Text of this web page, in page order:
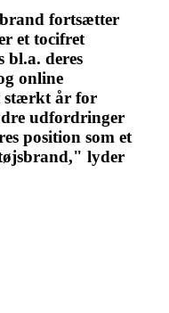
fortsætter
et tocifret
bl.a. deres
online
stærkt år for
udfordringer
position som et
lyder